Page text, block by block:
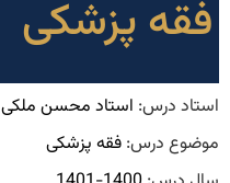
فقه پزشکی
استاد درس: استاد محسن ملکی
موضوع درس: فقه پزشکی